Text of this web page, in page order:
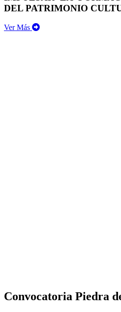
DEL PATRIMONIO
Ver Más
Convocatoria Piedra